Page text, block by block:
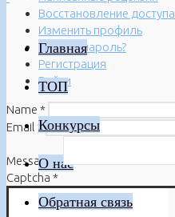
Главная
ТОП
Конкурсы
О нас
Обратная связь
Восстановление доступа
Изменить профиль
Забыли пароль?
Регистрация
Войти
Name *
Email *
Message*
Captcha *